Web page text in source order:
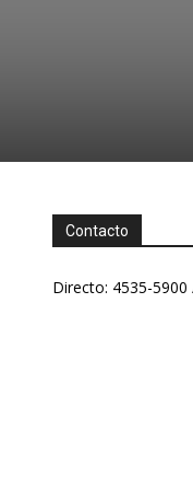
Contacto
Directo: 4535-5900